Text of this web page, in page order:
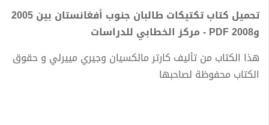
تحميل كتاب تكتيكات طالبان جنوب أفغانستان بين 2005
و2008 PDF - مركز الخطابي للدراسات
هذا الكتاب من تأليف كارتر مالكسيان وجيري مييرلي و حقوق
الكتاب محفوظة لصاحبها